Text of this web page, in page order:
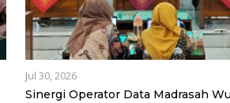
Jul 30, 2026
Sinergi Operator Data Madrasah